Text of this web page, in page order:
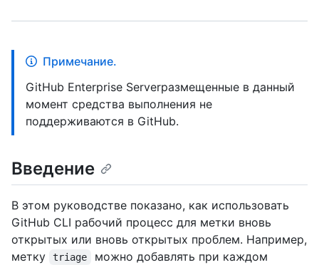
Примечание.
GitHub Enterprise Serverразмещенные в данный
момент средства выполнения не
поддерживаются в GitHub.
Введение
В этом руководстве показано, как использовать
GitHub CLI рабочий процесс для метки вновь
открытых или вновь открытых проблем. Например,
метку
triage
можно добавлять при каждом